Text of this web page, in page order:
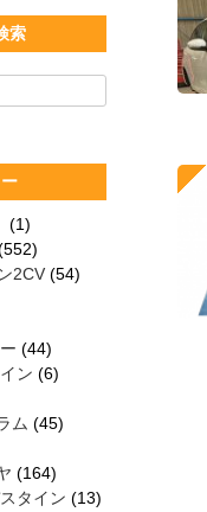
索
(1)
2CV (54)
(44)
ン (6)
ム (45)
(164)
タイン (13)